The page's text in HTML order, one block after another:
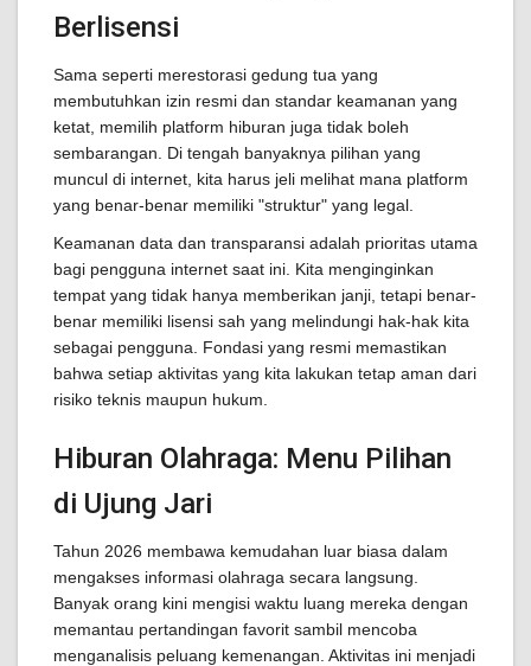
Berlisensi
Sama seperti merestorasi gedung tua yang
membutuhkan izin resmi dan standar keamanan yang
ketat, memilih platform hiburan juga tidak boleh
sembarangan. Di tengah banyaknya pilihan yang
muncul di internet, kita harus jeli melihat mana platform
yang benar-benar memiliki "struktur" yang legal.
Keamanan data dan transparansi adalah prioritas utama
bagi pengguna internet saat ini. Kita menginginkan
tempat yang tidak hanya memberikan janji, tetapi benar-
benar memiliki lisensi sah yang melindungi hak-hak kita
sebagai pengguna. Fondasi yang resmi memastikan
bahwa setiap aktivitas yang kita lakukan tetap aman dari
risiko teknis maupun hukum.
Hiburan Olahraga: Menu Pilihan
di Ujung Jari
Tahun 2026 membawa kemudahan luar biasa dalam
mengakses informasi olahraga secara langsung.
Banyak orang kini mengisi waktu luang mereka dengan
memantau pertandingan favorit sambil mencoba
menganalisis peluang kemenangan. Aktivitas ini menjadi